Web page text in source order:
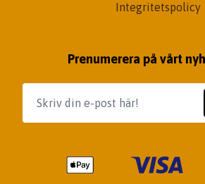
Integritetspolicy
Prenumerera på vårt